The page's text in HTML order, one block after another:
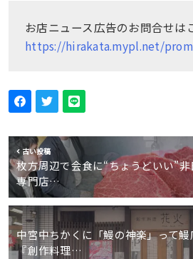
お店ニュース広告のお問合せは
https://hirakata.mypl.net/
古い投稿
枚方周辺で会食に“ちょうどいい”
専門店…
中宮中ちかくに「鰻の神楽」って
『創作料理…